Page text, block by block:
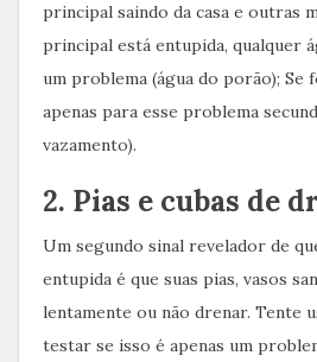
principal saindo da casa e outras
principal está entupida, qualquer
um problema (água do porão); Se
apenas para esse problema
vazamento).
2. Pias e cubas de
Um segundo sinal revelador de
entupida é que suas pias, vasos
lentamente ou não drenar. Tente
testar se isso é apenas um